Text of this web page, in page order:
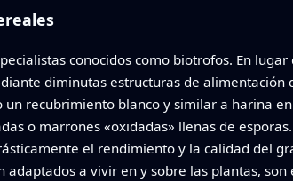
conocidos como biotrofos. En
diminutas estructuras de alimentación
recubrimiento blanco y similar a harina
o marrones «oxidadas» llenas de
el rendimiento y la calidad del
a vivir en y sobre las plantas,